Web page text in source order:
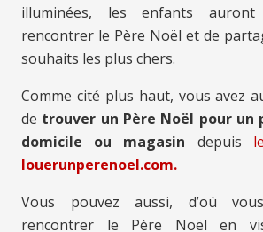
illuminées, les enfants
rencontrer le Père Noël et de
souhaits les plus chers.
Comme cité plus haut, vous avez
de trouver un Père Noël pour un
domicile ou magasin depuis
louerunperenoel.com.
Vous pouvez aussi, d’où
rencontrer le Père Noël en